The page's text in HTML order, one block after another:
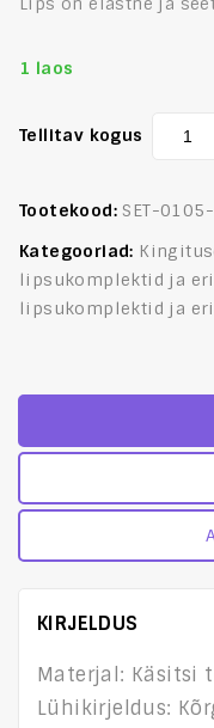
1 laos
Tellitav kogus
Tootekood: SET-
Kategooriad:
lipsukomplektid ja
lipsukomplektid ja
KIRJELDUS
Materjal: Käsitsi
Lühikirjeldus: